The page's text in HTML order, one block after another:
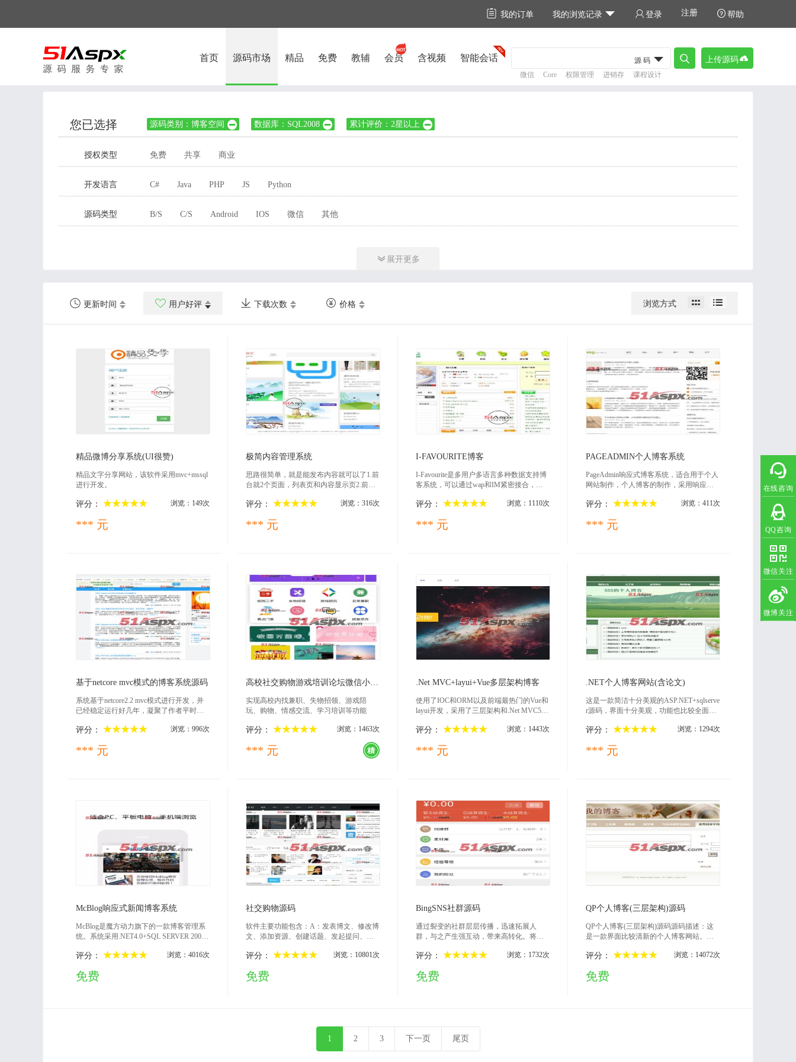
在线咨询
QQ咨询
微信关注
微博关注
 我的订单 我的浏览记录   登录 注册  帮助
首页 源码市场 精品 免费 教辅 会员 含视频 智能会话 
源码 
微信 Core 权限管理 进销存 课程设计
上传源码
您已选择 源码类别：博客空间  数据库：SQL2008  累计评价：2星以上 
授权类型 免费 共享 商业
开发语言 C# Java PHP JS Python
源码类型 B/S C/S Android IOS 微信 其他
 展开更多
 更新时间  用户好评  下载次数  价格 浏览方式  
精品微博分享系统(UI很赞)
精品文字分享网站，该软件采用mvc+mssql
进行开发。
评分： 浏览：149次
*** 元
极简内容管理系统
思路很简单，就是能发布内容就可以了1.前
台就2个页面，列表页和内容显示页2.前台
据库内容3.后台使用Xadmin漂亮的UI4.能直
容页含有密码保护功能6.分类使用无限级分
评分： 浏览：316次
*** 元
I-FAVOURITE博客
I-Favourite是多用户多语言多种数据支持博
客系统，可以通过wap和IM紧密接合，可
很强大的博客系统。.
评分： 浏览：1110次
*** 元
PAGEADMIN个人博客系统
PageAdmin响应式博客系统，适合用于个人
网站制作，个人博客的制作，采用响应式
浏览体验，功能强大，扩展灵活，支持后
评分： 浏览：411次
*** 元
基于netcore mvc模式的博客系统源码
系统基于netcore2.2 mvc模式进行开发，并
已经稳定运行好几年，凝聚了作者平时的
新，系统特点：精简的仓储模式，便捷的a
式，强大的查询扩展，系统多种设计方式
评分： 浏览：996次
*** 元
高校社交购物游戏培训论坛微信小程序源码（课程设计）
实现高校内找兼职、失物招领、游戏陪
玩、购物、情感交流、学习培训等功能
评分： 浏览：1463次
*** 元
.Net MVC+layui+Vue多层架构博客
使用了IOC和ORM以及前端最热门的Vue和
layui开发，采用了三层架构和.Net MVC5，
评分： 浏览：1443次
*** 元
.NET个人博客网站(含论文)
这是一款简洁十分美观的ASP.NET+sqlserve
r源码，界面十分美观，功能也比较全面，
用，感兴趣的朋友可以下载看看哦
评分： 浏览：1294次
*** 元
McBlog响应式新闻博客系统
McBlog是魔方动力旗下的一款博客管理系
统。系统采用.NET4.0+SQL SERVER 2008
娱乐、资讯、产品等等类型的博客。McBlo
类型的网页后缀。本博客系统结合魔方采
评分： 浏览：4016次
免费
社交购物源码
软件主要功能包含：A：发表博文、修改博
文、添加资源、创建话题、发起提问、创
改产品、购物车、正常产品下单商务功能
表博文可关联相关商品促成交易
评分： 浏览：10801次
免费
BingSNS社群源码
通过裂变的社群层层传播，迅速拓展人
群，与之产生强互动，带来高转化。将群
放大群主的职能，让群主可以制定自己的
群一码、一帖一码、邀请、推送、直播、
评分： 浏览：1732次
免费
QP个人博客(三层架构)源码
QP个人博客(三层架构)源码源码描述：这
是一款界面比较清新的个人博客网站。主
册2、发表文章、查看文章、删除文章、发
2、采用目前最优秀的网页编辑器之一FCK
评分： 浏览：14072次
免费
1 2 3 下一页 尾页